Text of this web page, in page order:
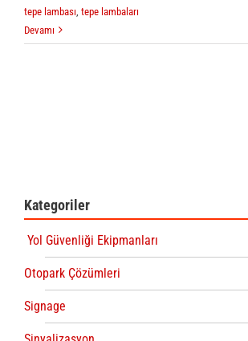
tepe lambası tepe lambaları
Devamı
Kategoriler
Yol Güvenliği Ekipmanları
Otopark Çözümleri
Signage